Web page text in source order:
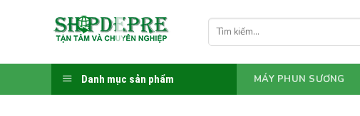
dung
Tìm
kiếm:
Danh mục sản phẩm MÁY PHUN SƯƠNG